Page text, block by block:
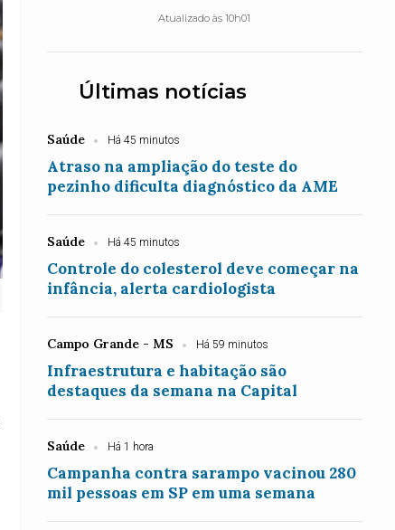
Atualizado às 10h01
Últimas notícias
Saúde Há 45 minutos
Atraso na ampliação do teste do
pezinho dificulta diagnóstico da AME
Saúde Há 45 minutos
Controle do colesterol deve começar na
infância, alerta cardiologista
Campo Grande - MS Há 59 minutos
Infraestrutura e habitação são
destaques da semana na Capital
Saúde Há 1 hora
Campanha contra sarampo vacinou 280
mil pessoas em SP em uma semana